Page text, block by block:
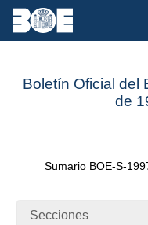
Boletín Oficial del
de
Sumario BOE-S-
Secciones